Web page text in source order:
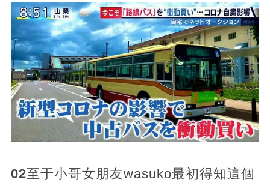
02至于小哥女朋友wasuko最初得知這個